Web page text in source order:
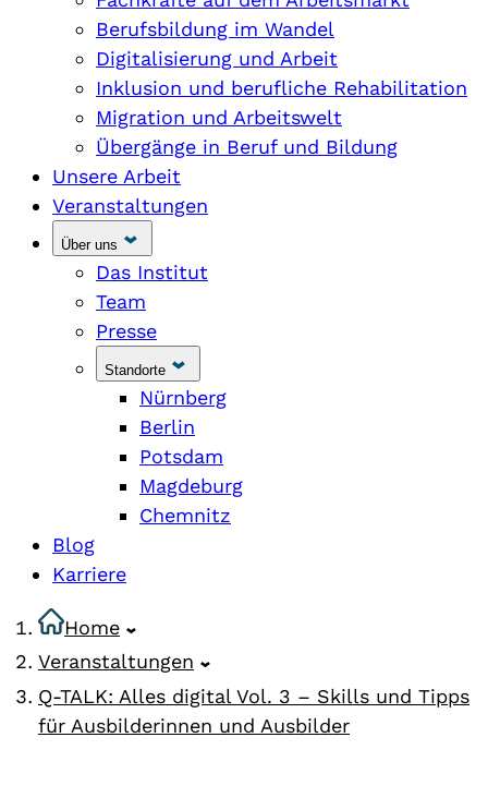
Berufsbildung im Wandel
Digitalisierung und Arbeit
Inklusion und berufliche Rehabilitation
Migration und Arbeitswelt
Übergänge in Beruf und Bildung
Unsere Arbeit
Veranstaltungen
Über uns
Das Institut
Team
Presse
Standorte
Nürnberg
Berlin
Potsdam
Magdeburg
Chemnitz
Blog
Karriere
Home
Veranstaltungen
Q-TALK: Alles digital Vol. 3 – Skills und Tipps
für Ausbilderinnen und Ausbilder